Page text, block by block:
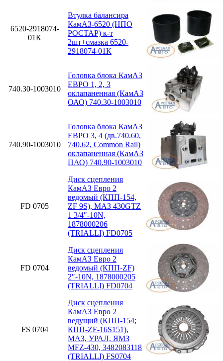
6520-2918074-
01К
Втулка балансира
КамАЗ-6520 (НПО
РОСТАР) к-т
2шт+смазка 6520-
2918074-01К
740.30-1003010
Головка блока КамАЗ
ЕВРО 1, 2, 3
оклапаненная (КамАЗ
ОАО) 740.30-1003010
740.90-1003010
Головка блока КамАЗ
ЕВРО 3, 4 (дв.740.60,
740.62, Common Rail)
оклапаненная (КамАЗ
ПАО) 740.90-1003010
FD 0705
Диск сцепления
КамАЗ Евро 2
ведомый (КПП-154,
ZF 9S), МАЗ 430GTZ
1 3/4″-10N,
1878000206
(TRIALLI) FD0705
FD 0704
Диск сцепления
КамАЗ Евро 2
ведомый (КПП-ZF)
2″-10N, 1878000205
(TRIALLI) FD0704
FS 0704
Диск сцепления
КамАЗ Евро 2
ведущий (КПП-154;
КПП-ZF-16S151),
МАЗ, УРАЛ, ЯМЗ
MFZ-430, 3482083118
(TRIALLI) FS0704